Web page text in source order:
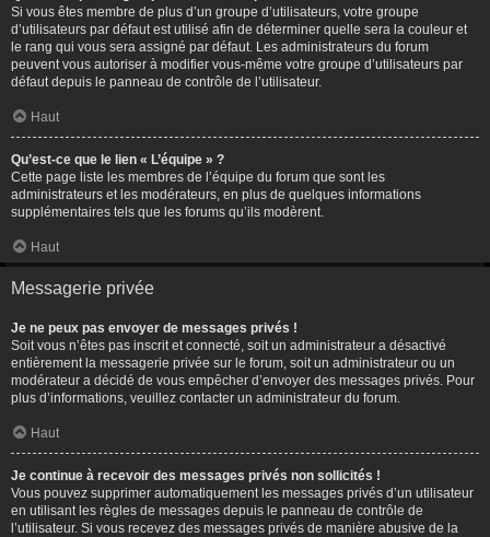
Si vous êtes membre de plus d’un groupe d’utilisateurs, votre groupe
d’utilisateurs par défaut est utilisé afin de déterminer quelle sera la couleur et
le rang qui vous sera assigné par défaut. Les administrateurs du forum
peuvent vous autoriser à modifier vous-même votre groupe d’utilisateurs par
défaut depuis le panneau de contrôle de l’utilisateur.
Haut
Qu’est-ce que le lien « L’équipe » ?
Cette page liste les membres de l’équipe du forum que sont les
administrateurs et les modérateurs, en plus de quelques informations
supplémentaires tels que les forums qu’ils modèrent.
Haut
Messagerie privée
Je ne peux pas envoyer de messages privés !
Soit vous n’êtes pas inscrit et connecté, soit un administrateur a désactivé
entièrement la messagerie privée sur le forum, soit un administrateur ou un
modérateur a décidé de vous empêcher d’envoyer des messages privés. Pour
plus d’informations, veuillez contacter un administrateur du forum.
Haut
Je continue à recevoir des messages privés non sollicités !
Vous pouvez supprimer automatiquement les messages privés d’un utilisateur
en utilisant les règles de messages depuis le panneau de contrôle de
l’utilisateur. Si vous recevez des messages privés de manière abusive de la